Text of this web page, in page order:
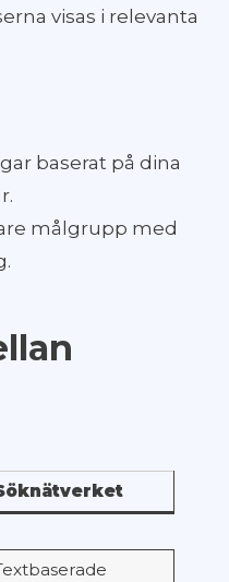
visas i relevanta
baserat på dina
målgrupp med